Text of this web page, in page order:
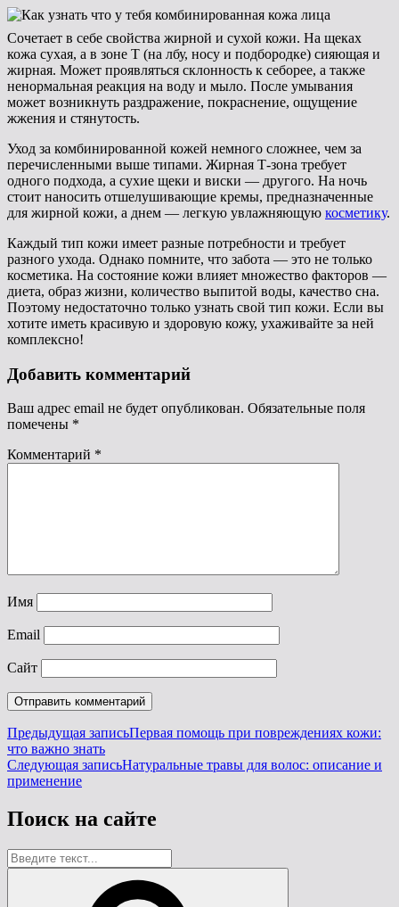
Сочетает в себе свойства жирной и сухой кожи. На щеках
кожа сухая, а в зоне Т (на лбу, носу и подбородке) сияющая и
жирная. Может проявляться склонность к себорее, а также
ненормальная реакция на воду и мыло. После умывания
может возникнуть раздражение, покраснение, ощущение
жжения и стянутость.
Уход за комбинированной кожей немного сложнее, чем за
перечисленными выше типами. Жирная Т-зона требует
одного подхода, а сухие щеки и виски — другого. На ночь
стоит наносить отшелушивающие кремы, предназначенные
для жирной кожи, а днем — легкую увлажняющую косметику.
Каждый тип кожи имеет разные потребности и требует
разного ухода. Однако помните, что забота — это не только
косметика. На состояние кожи влияет множество факторов —
диета, образ жизни, количество выпитой воды, качество сна.
Поэтому недостаточно только узнать свой тип кожи. Если вы
хотите иметь красивую и здоровую кожу, ухаживайте за ней
комплексно!
Добавить комментарий
Ваш адрес email не будет опубликован. Обязательные поля
помечены *
Комментарий *
Имя
Email
Сайт
Навигация
по
записям
Предыдущая записьПервая помощь при повреждениях кожи:
что важно знатьПредыдущая
запись
Следующая записьНатуральные травы для волос: описание и
применениеСледующая
Поиск на сайте
Найти: